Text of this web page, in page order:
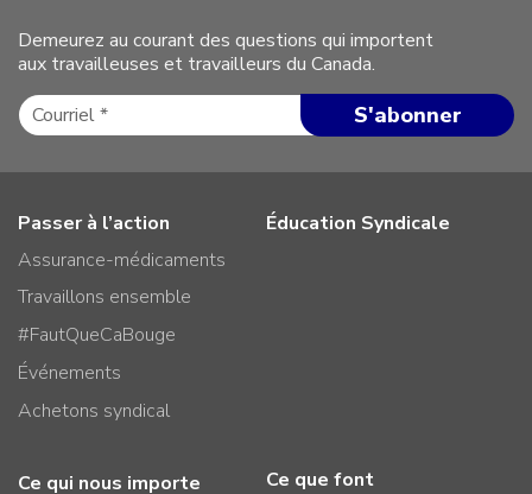
Demeurez au courant des questions qui importent
aux travailleuses et travailleurs du Canada.
Passer à l’action
Assurance-médicaments
Travaillons ensemble
#FautQueCaBouge
Événements
Achetons syndical
Éducation Syndicale
Ce qui nous importe
Ce que font